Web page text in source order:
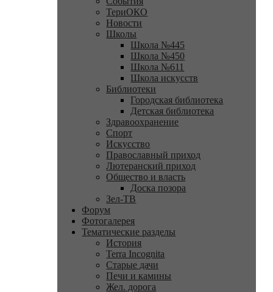
ТериОКО
Новости
Школы
Школа №445
Школа №450
Школа №611
Школа искусств
Библиотеки
Городская библиотека
Детская библиотека
Здравоохранение
Спорт
Искусство
Православный приход
Лютеранский приход
Общество и власть
Доска позора
Зел-ТВ
Форум
Фотогалерея
Тематические разделы
История
Terra Incognita
Старые дачи
Печи и камины
Жел. дорога